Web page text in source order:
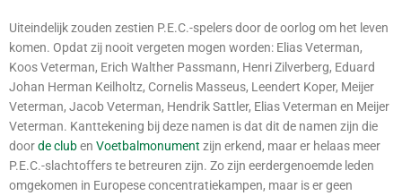
Uiteindelijk zouden zestien P.E.C.-spelers door de oorlog om het leven
komen. Opdat zij nooit vergeten mogen worden: Elias Veterman,
Koos Veterman, Erich Walther Passmann, Henri Zilverberg, Eduard
Johan Herman Keilholtz, Cornelis Masseus, Leendert Koper, Meijer
Veterman, Jacob Veterman, Hendrik Sattler, Elias Veterman en Meijer
Veterman. Kanttekening bij deze namen is dat dit de namen zijn die
doorde cluben Voetbalmonument zijn erkend, maar er helaas meer
P.E.C.-slachtoffers te betreuren zijn. Zo zijn eerdergenoemde leden
omgekomen in Europese concentratiekampen, maar is er geen